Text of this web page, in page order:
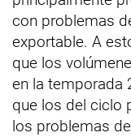
con problemas
exportable. A
que los
en la temporada
que los del ciclo
los problemas